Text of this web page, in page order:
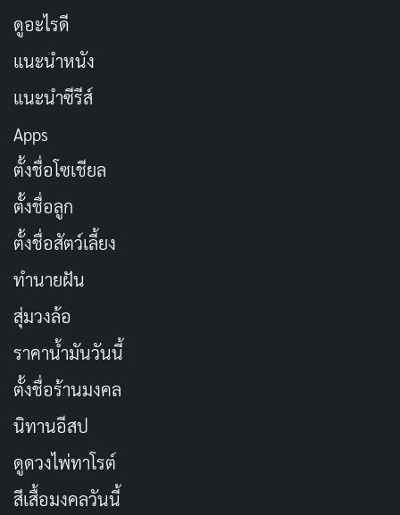
ดูอะไรดี
แนะนำหนัง
แนะนำซีรีส์
Apps
ตั้งชื่อโซเชียล
ตั้งชื่อลูก
ตั้งชื่อสัตว์เลี้ยง
ทำนายฝัน
สุ่มวงล้อ
ราคาน้ำมันวันนี้
ตั้งชื่อร้านมงคล
นิทานอีสป
ดูดวงไพ่ทาโรต์
สีเสื้อมงคลวันนี้